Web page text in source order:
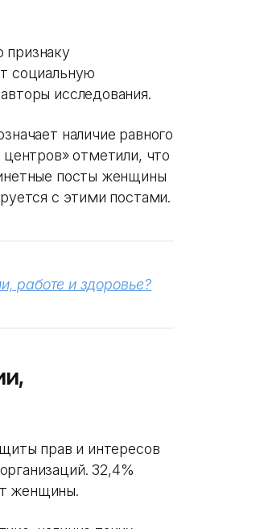
социальную
исследования.
наличие равного
отметили, что
посты женщины
с этими постами.
работе и здоровье?
прав и интересов
32,4%
женщины.